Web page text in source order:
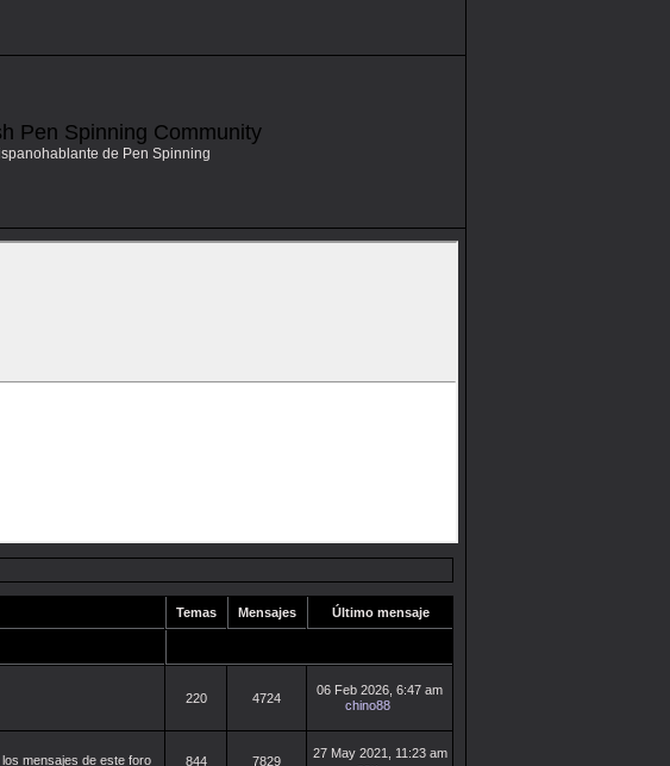
Pen Spinning Community
de Pen Spinning
Temas Mensajes Último mensaje
220 4724
06 Feb 2026, 6:47 am
chino88
mensajes de este foro
844 7829
27 May 2021, 11:23 am